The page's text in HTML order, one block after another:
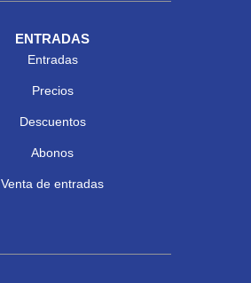
ENTRADAS
Entradas
Precios
Descuentos
Abonos
Venta de entradas